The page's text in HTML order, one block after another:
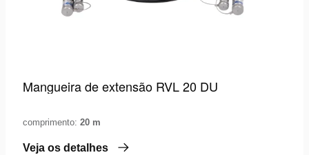
Mangueira de extensão RVL 20 DU
comprimento: 20 m
Veja os detalhes